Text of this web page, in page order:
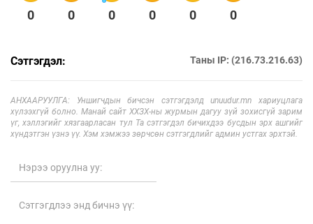
0 0 0 0 0 0
Сэтгэгдэл: Таны IP: (216.73.216.63)
АНХААРУУЛГА: Уншигчдын бичсэн сэтгэгдэлд unuudur.mn хариуцлага
хүлээхгүй болно. Манай сайт ХХЗХ-ны журмын дагуу зүй зохисгүй зарим
үг, хэллэгийг хязгаарласан тул Та сэтгэгдэл бичихдээ бусдын эрх ашгийг
хүндэтгэн үзнэ үү. Хэм хэмжээ зөрчсөн сэтгэгдлийг админ устгах эрхтэй.